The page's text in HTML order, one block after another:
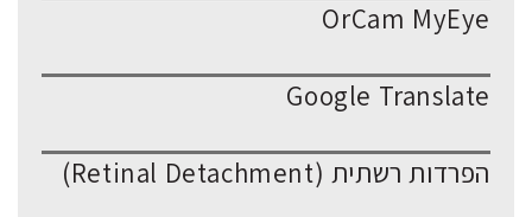
OrCam MyEye
Google Translate
הפרדות רשתית (Retinal Detachment)